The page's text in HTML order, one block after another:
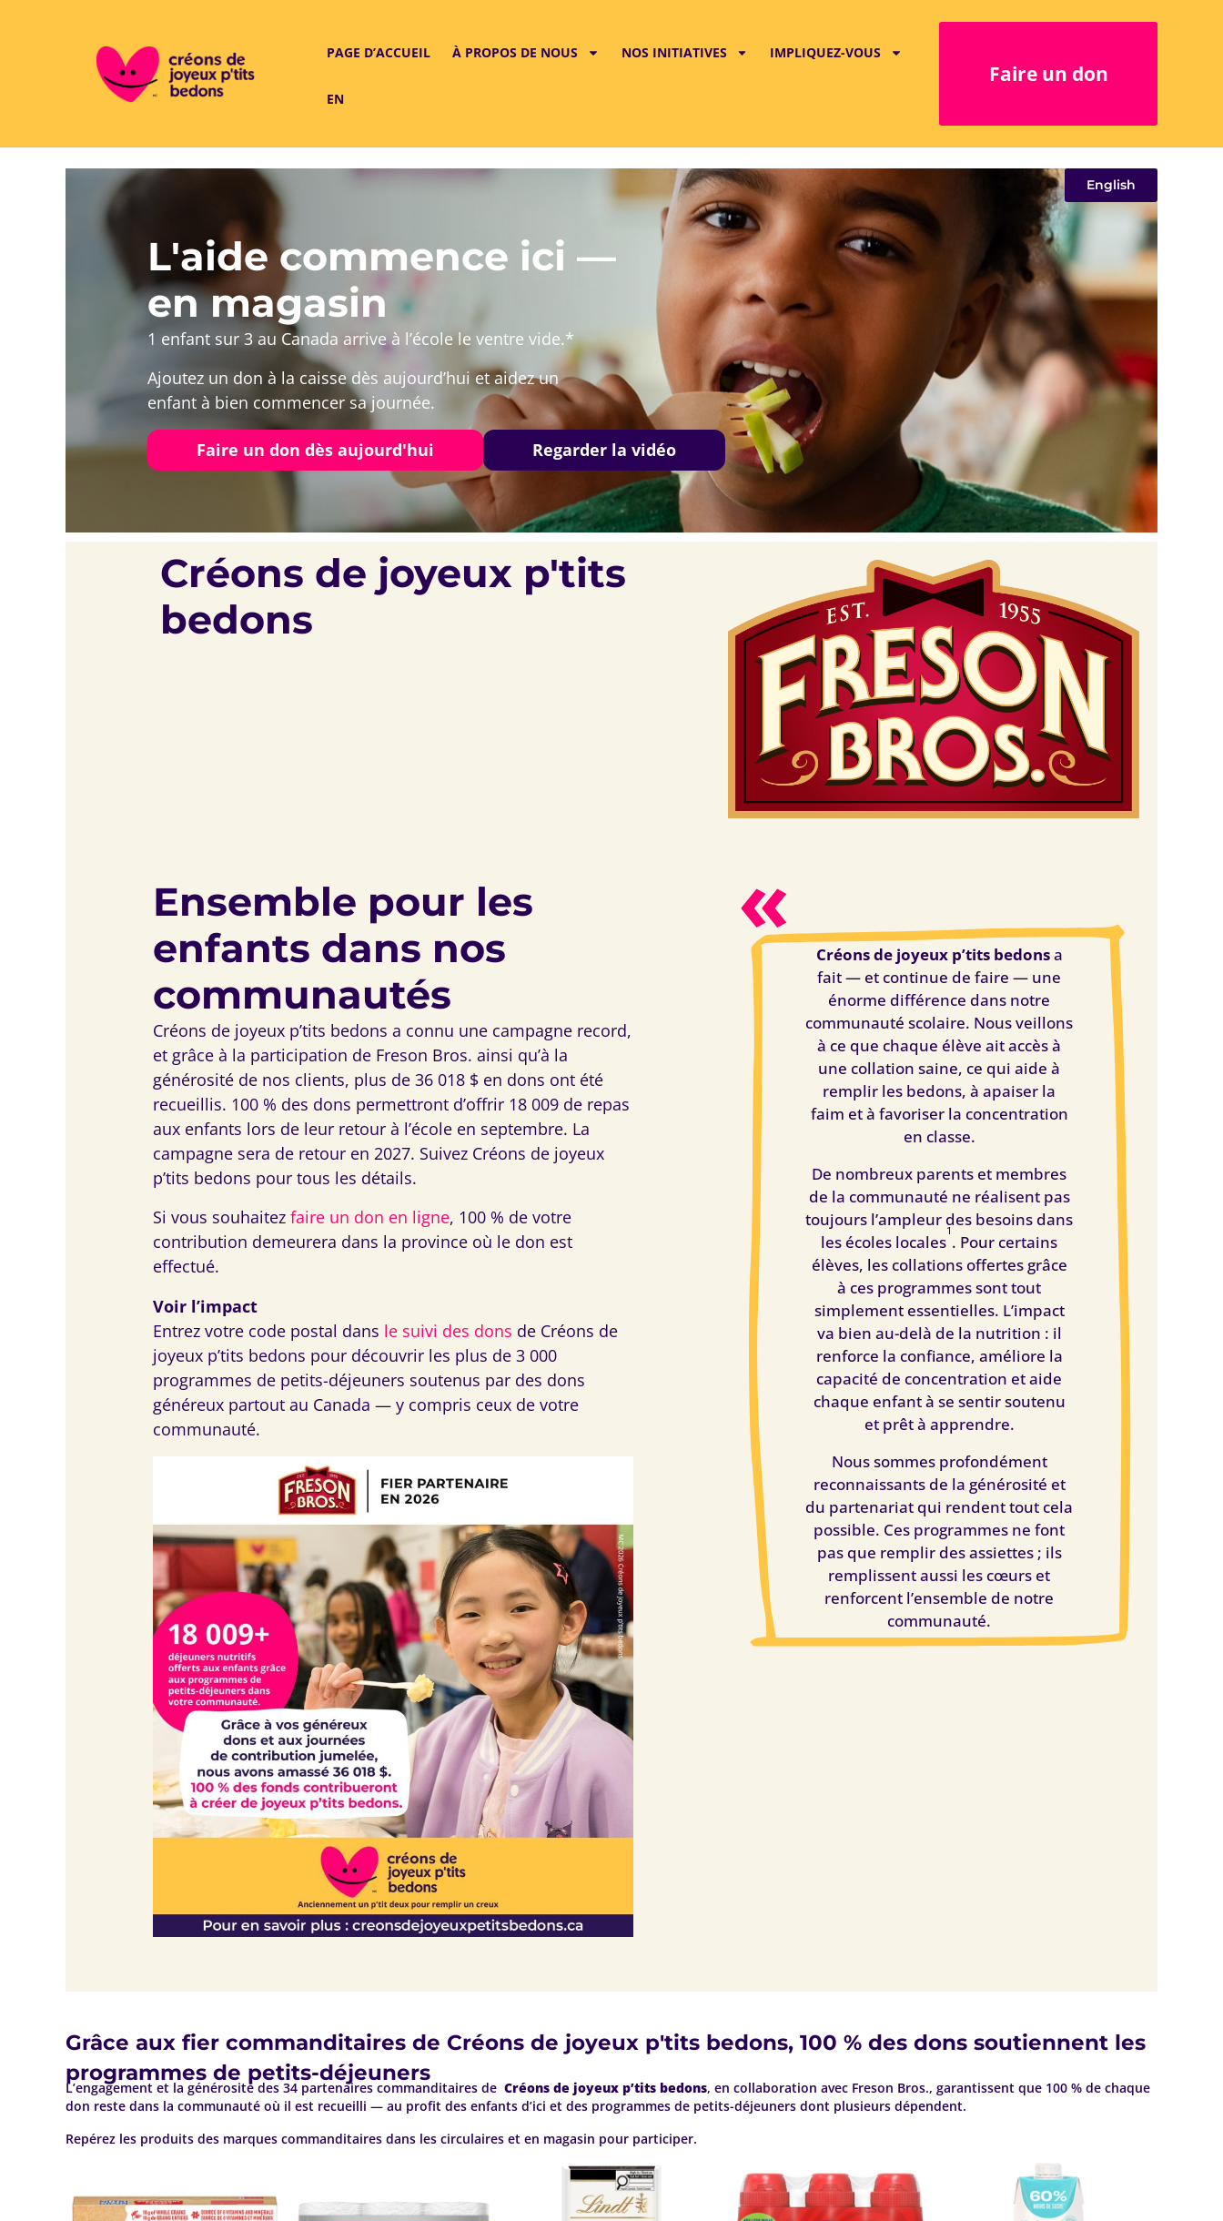
PAGE D’ACCUEIL À PROPOS DE NOUS NOS INITIATIVES IMPLIQUEZ-VOUS
EN
Faire un don
L'aide commence ici —
en magasin
1 enfant sur 3 au Canada arrive à l’école le ventre vide.*
Ajoutez un don à la caisse dès aujourd’hui et aidez un
enfant à bien commencer sa journée.
Faire un don dès aujourd'hui Regarder la vidéo
English
Créons de joyeux p'tits
bedons
Ensemble pour les
enfants dans nos
communautés
Créons de joyeux p’tits bedons a connu une campagne record,
et grâce à la participation de Freson Bros. ainsi qu’à la
générosité de nos clients, plus de 36 018 $ en dons ont été
recueillis. 100 % des dons permettront d’offrir 18 009 de repas
aux enfants lors de leur retour à l’école en septembre. La
campagne sera de retour en 2027. Suivez Créons de joyeux
p’tits bedons pour tous les détails.
Si vous souhaitez faire un don en ligne, 100 % de votre
contribution demeurera dans la province où le don est
effectué.
Voir l’impact
Entrez votre code postal dans le suivi des dons de Créons de
joyeux p’tits bedons pour découvrir les plus de 3 000
programmes de petits-déjeuners soutenus par des dons
généreux partout au Canada — y compris ceux de votre
communauté.
Créons de joyeux p’tits bedonsa
fait — et continue de faire — une
énorme différence dans notre
communauté scolaire. Nous veillons
à ce que chaque élève ait accès à
une collation saine, ce qui aide à
remplir les bedons, à apaiser la
faim et à favoriser la concentration
en classe.
De nombreux parents et membres
de la communauté ne réalisent pas
toujours l’ampleur des besoins dans
les écoles locales
1
. Pour certains
élèves, les collations offertes grâce
à ces programmes sont tout
simplement essentielles. L’impact
va bien au-delà de la nutrition : il
renforce la confiance, améliore la
capacité de concentration et aide
chaque enfant à se sentir soutenu
et prêt à apprendre.
Nous sommes profondément
reconnaissants de la générosité et
du partenariat qui rendent tout cela
possible. Ces programmes ne font
pas que remplir des assiettes ; ils
remplissent aussi les cœurs et
renforcent l’ensemble de notre
communauté.
Grâce aux fier commanditaires de Créons de joyeux p'tits bedons, 100 % des dons soutiennent les
programmes de petits-déjeuners
L’engagement et la générosité des 34 partenaires commanditaires de Créons de joyeux p’tits bedons, en collaboration avec Freson Bros., garantissent que 100 % de chaque
don reste dans la communauté où il est recueilli — au profit des enfants d’ici et des programmes de petits-déjeuners dont plusieurs dépendent.
Repérez les produits des marques commanditaires dans les circulaires et en magasin pour participer.